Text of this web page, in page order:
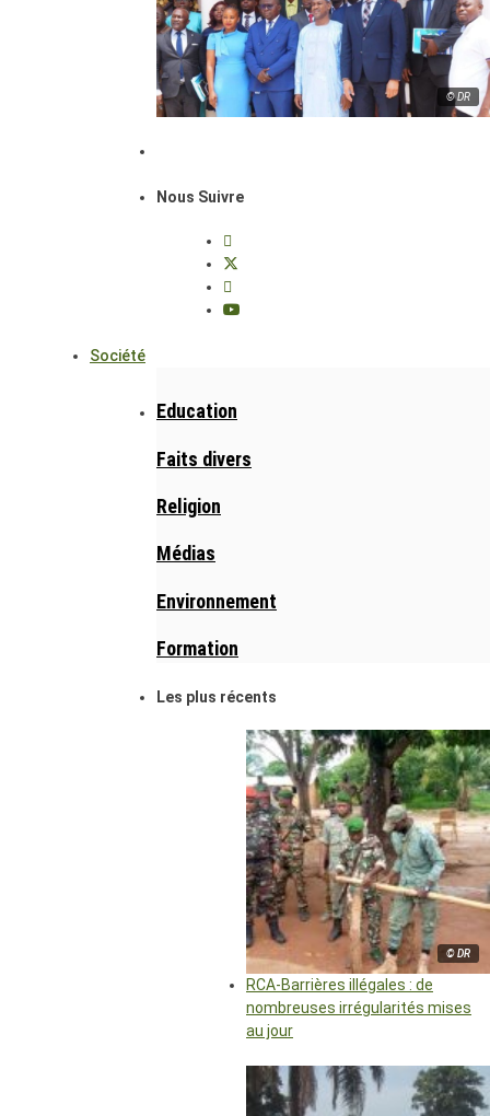
© DR
Nous Suivre
Société
Education
Faits divers
Religion
Médias
Environnement
Formation
Les plus récents
© DR
RCA-Barrières illégales : de
nombreuses irrégularités mises
au jour